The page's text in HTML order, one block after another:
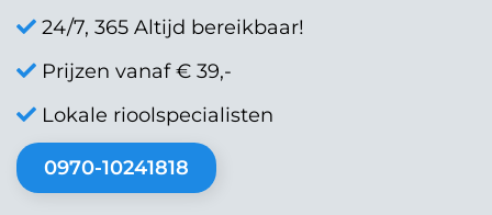
24/7, 365 Altijd bereikbaar!
Prijzen vanaf € 39,-
Lokale rioolspecialisten
0970-10241818